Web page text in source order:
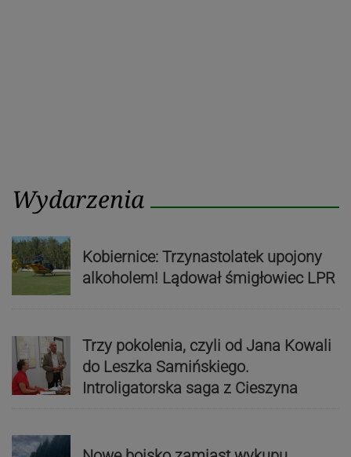
Wydarzenia
Kobiernice: Trzynastolatek upojony
alkoholem! Lądował śmigłowiec LPR
Trzy pokolenia, czyli od Jana Kowali
do Leszka Samińskiego.
Introligatorska saga z Cieszyna